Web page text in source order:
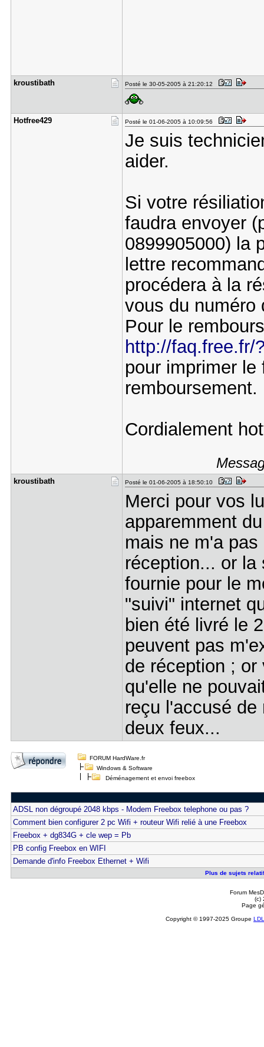
kroustibat​h Posté le 30-05-2005 à 21:20:12
Hotfree429 Posté le 01-06-2005 à 10:09:56
Je suis
aider.
Si votre
faudra envoyer
0899905000) la
lettre
procédera à la
vous du numéro
Pour le
http://faq.free.fr/
pour imprimer le
remboursement.
Cordialement
kroustibat​h Posté le 01-06-2005 à 18:50:10
Merci pour vos
apparemment
mais ne m'a
réception... or
fournie pour le
"suivi" internet
bien été livré le
peuvent pas
de réception ;
qu'elle ne
reçu l'accusé
deux feux...
FORUM HardWare.fr
Windows & Software
Déménagement et envoi freebox
ADSL non dégroupé 2048 kbps - Modem Freebox telephone ou pas ?
Comment bien configurer 2 pc Wifi + routeur Wifi relié à une Freebox
Freebox + dg834G + cle wep = Pb
PB config Freebox en WIFI
Demande d'info Freebox Ethernet + Wifi
Plus de sujets
Forum
(c)
Page
Copyright © 1997-2025 Groupe